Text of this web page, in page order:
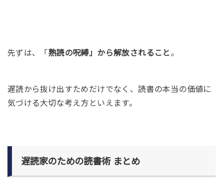
先ずは、「 熟読の呪縛」から解放されること 。
遅読から抜け出すためだけでなく、読書の本当の価値に
気づける大切な考え方といえます。
遅読家のための読書術 まとめ